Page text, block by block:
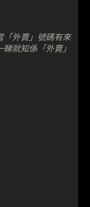
外賣」號碼有來
就知係「外賣」